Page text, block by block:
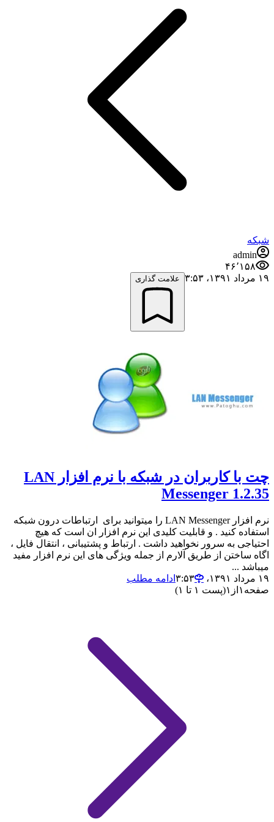
شبکه
admin
۴۶٬۱۵۸
۱۹ مرداد ۱۳۹۱،‏ ۳:۵۳
علامت گذاری
چت با کاربران در شبکه با نرم افزار LAN
Messenger 1.2.35
نرم افزار LAN Messenger را میتوانید برای ارتباطات درون شبکه
استفاده کنید . و قابلیت کلیدی این نرم افزار ان است که هیچ
احتیاجی به سرور نخواهید داشت . ارتباط و پشتیبانی ، انتقال فایل ،
اگاه ساختن از طریق آلارم از جمله ویژگی های این نرم افزار مفید
میباشد ...
۱۹ مرداد ۱۳۹۱،‏ ۳:۵۳
ادامه مطلب
صفحه ۱ از ۱(پست ۱ تا ۱)